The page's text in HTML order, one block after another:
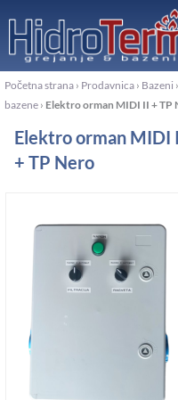
sadržaj
Početna strana › Prodavnica › Bazeni ›
bazene › Elektro orman MIDI II + TP
Elektro orman MIDI
+ TP Nero